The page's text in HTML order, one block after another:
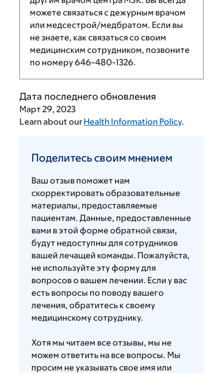
можете связаться с дежурным врачом
или медсестрой/медбратом. Если вы
не знаете, как связаться со своим
медицинским сотрудником, позвоните
по номеру646-480-1326.
Дата последнего обновления
Март 29, 2023
Learn about our Health Information Policy.
своим
Поделитесь своим мнением
Ваш отзыв поможет нам
скорректировать образовательные
материалы, предоставляемые
пациентам. Данные, предоставленные
вами в этой форме обратной связи,
будут недоступны для сотрудников
вашей лечащей команды. Пожалуйста,
не используйте эту форму для
вопросов о вашем лечении. Если у вас
есть вопросы по поводу вашего
лечения, обратитесь к своему
медицинскому сотруднику.
Хотя мы читаем все отзывы, мы не
можем ответить на все вопросы. Мы
просим не указывать свое имя или